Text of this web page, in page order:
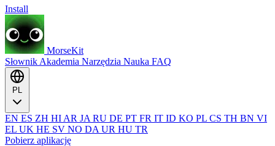
Install
MorseKit
Słownik Akademia Narzędzia Nauka FAQ
EN ES ZH HI AR JA RU DE PT FR IT ID KO PL CS TH BN VI
EL UK HE SV NO DA UR HU TR
Pobierz aplikację